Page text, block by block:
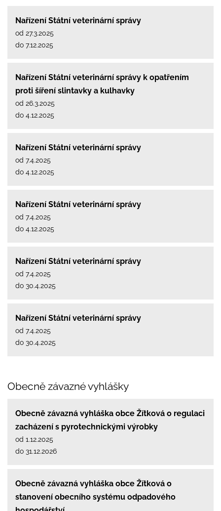
Nařízení Státní veterinární správy
od 27.3.2025
do 7.12.2025
Nařízení Státní veterinární správy k opatřením
proti šíření slintavky a kulhavky
od 26.3.2025
do 4.12.2025
Nařízení Státní veterinární správy
od 7.4.2025
do 4.12.2025
Nařízení Státní veterinární správy
od 7.4.2025
do 4.12.2025
Nařízení Státní veterinární správy
od 7.4.2025
do 30.4.2025
Nařízení Státní veterinární správy
od 7.4.2025
do 30.4.2025
Obecně závazné vyhlášky
Obecně závazná vyhláška obce Žítková o regulaci
zacházení s pyrotechnickými výrobky
od 1.12.2025
do 31.12.2026
Obecně závazná vyhláška obce Žítková o
stanovení obecního systému odpadového